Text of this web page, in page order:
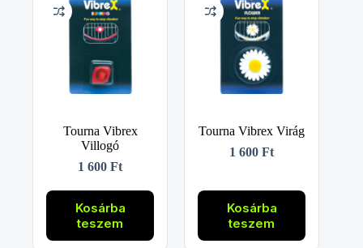
Tourna Vibrex
Villogó
1 600Ft
Kosárba
teszem
Tourna Vibrex Virág
1 600Ft
Kosárba
teszem